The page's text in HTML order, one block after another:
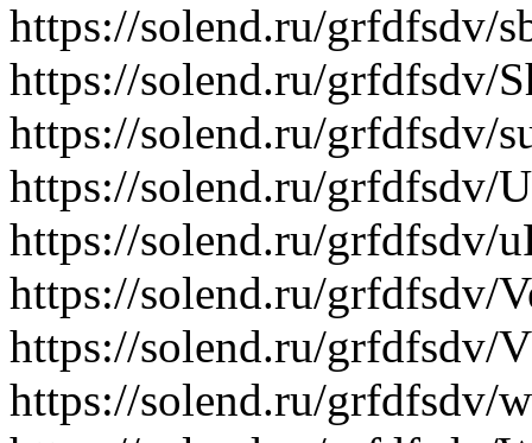
https://solend.ru/grfdfsdv/
https://solend.ru/grfdfsdv/
https://solend.ru/grfdfsdv/
https://solend.ru/grfdfsdv/
https://solend.ru/grfdfsdv/
https://solend.ru/grfdfsdv/
https://solend.ru/grfdfsdv/
https://solend.ru/grfdfsdv/